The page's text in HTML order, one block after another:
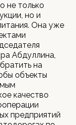
не только
но и
Она уже
Абдуллина,
на
объекты
качество
предприятий